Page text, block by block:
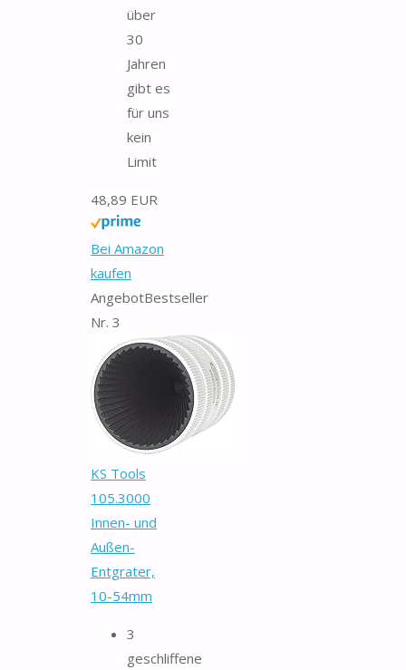
über
30
Jahren
gibt es
für uns
kein
Limit
48,89 EUR
Bei Amazon
kaufen
AngebotBestseller
Nr. 3
KS Tools
105.3000
Innen- und
Außen-
Entgrater,
10-54mm
3
geschliffene